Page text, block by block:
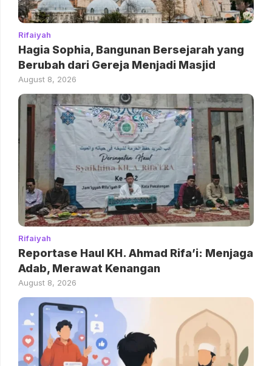
Rifaiyah
Hagia Sophia, Bangunan Bersejarah yang
Berubah dari Gereja Menjadi Masjid
August 8, 2026
Rifaiyah
Reportase Haul KH. Ahmad Rifa’i: Menjaga
Adab, Merawat Kenangan
August 8, 2026